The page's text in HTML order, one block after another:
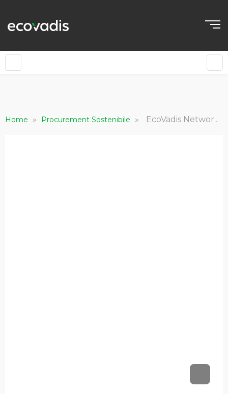
Home » Procurement Sostenibile » EcoVadis Network Impact Report 2022